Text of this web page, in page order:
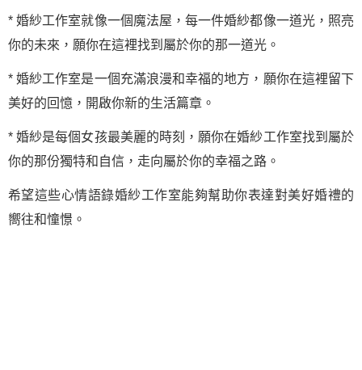
* 婚紗工作室就像一個魔法屋，每一件婚紗都像一道光，照亮
你的未來，願你在這裡找到屬於你的那一道光。
* 婚紗工作室是一個充滿浪漫和幸福的地方，願你在這裡留下
美好的回憶，開啟你新的生活篇章。
* 婚紗是每個女孩最美麗的時刻，願你在婚紗工作室找到屬於
你的那份獨特和自信，走向屬於你的幸福之路。
希望這些心情語錄婚紗工作室能夠幫助你表達對美好婚禮的
嚮往和憧憬。